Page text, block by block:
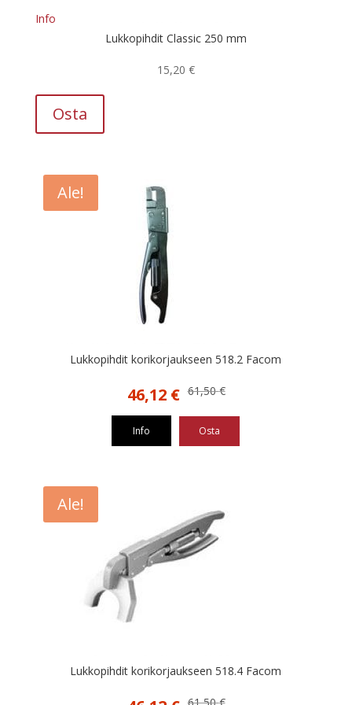
Info
Lukkopihdit Classic 250 mm
15,20 €
Osta
Ale!
Lukkopihdit korikorjaukseen 518.2 Facom
61,50€
Alkuperäinen
61,50 €.
46,12 €Nykyinen
46,12 €.
Info Osta
Ale!
Lukkopihdit korikorjaukseen 518.4 Facom
Alkuperäinen
Nykyinen